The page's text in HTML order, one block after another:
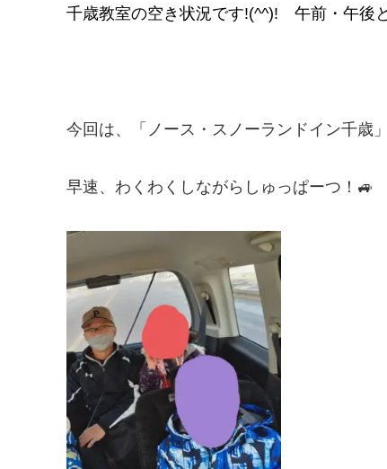
千歳教室の空き状況です!(^^)! 午前・午後
今回は、「ノース・スノーランドイン千歳
早速、わくわくしながらしゅっぱーつ！🚙